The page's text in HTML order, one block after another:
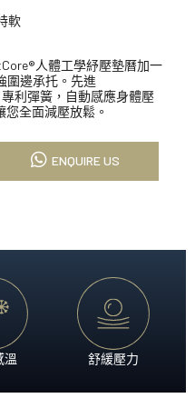
軟
人體工學紓壓墊曆加一
圍邊承托。先進
利彈簧，自動感應身體壓
全面減壓放鬆。
ENQUIRE US
溫 舒緩壓力